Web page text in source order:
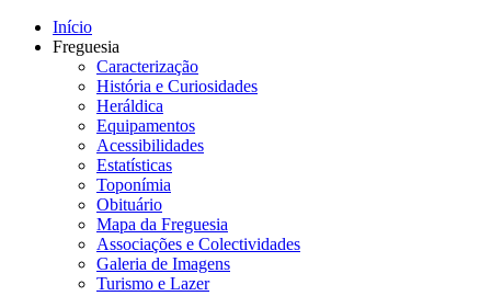
Início
Freguesia
Caracterização
História e Curiosidades
Heráldica
Equipamentos
Acessibilidades
Estatísticas
Toponímia
Obituário
Mapa da Freguesia
Associações e Colectividades
Galeria de Imagens
Turismo e Lazer